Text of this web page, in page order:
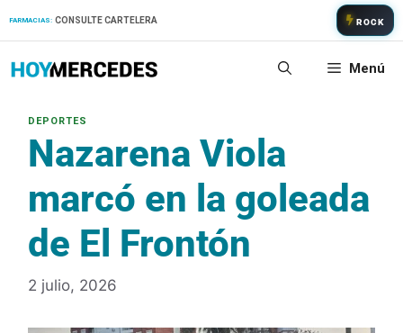
FARMACIAS: CONSULTE CARTELERA ROCK
Menú
Nazarena Viola
marcó en la goleada
de El Frontón
2 julio, 2026